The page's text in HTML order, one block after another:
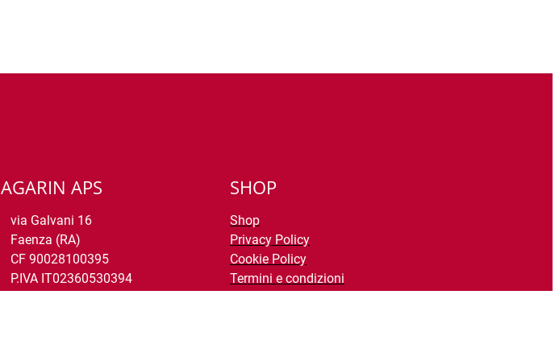
APS
via Galvani 16
Faenza (RA)
CF 90028100395
P.IVA IT02360530394
SHOP
Shop
Privacy Policy
Cookie Policy
Termini e condizioni